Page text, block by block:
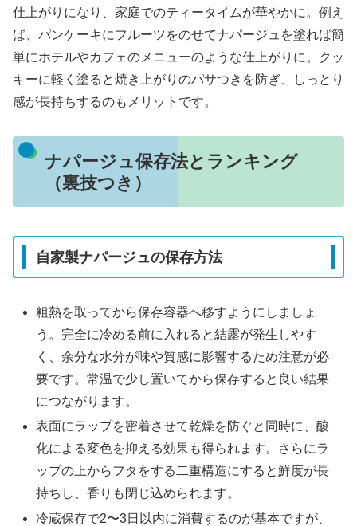
仕上がりになり、家庭でのティータイムが華やかに。例え
ば、パンケーキにフルーツをのせてナパージュを塗れば簡
単にホテルやカフェのメニューのような仕上がりに。クッ
キーに軽く塗ると焼き上がりのパサつきを防ぎ、しっとり
感が長持ちするのもメリットです。
ナパージュ保存法とランキング
（裏技つき）
自家製ナパージュの保存方法
粗熱を取ってから保存容器へ移すようにしましょ
う。完全に冷める前に入れると結露が発生しやす
く、余分な水分が味や質感に影響するため注意が必
要です。常温で少し置いてから保存すると良い結果
につながります。
表面にラップを密着させて乾燥を防ぐと同時に、酸
化による変色を抑える効果も得られます。さらにラ
ップの上からフタをする二重構造にすると鮮度が長
持ちし、香りも閉じ込められます。
冷蔵保存で2〜3日以内に消費するのが基本ですが、